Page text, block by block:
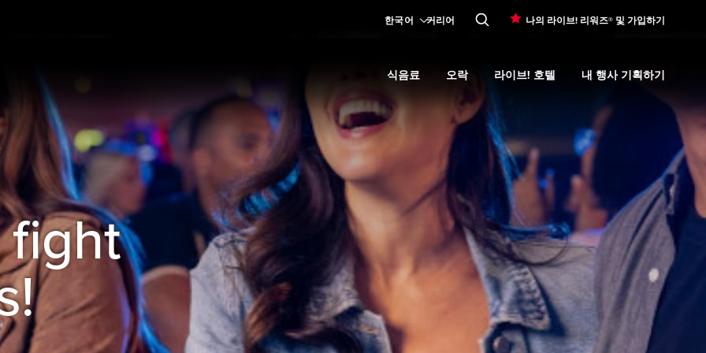
한국어 커리어 나의 라이브! 리워즈® 및 가입하기
식음료
Expand 식음료submenu
오락
Expand 오락
라이브! 호텔
Expand 라이브! 호텔submenu
내 행사 기획하기
Expand
fight